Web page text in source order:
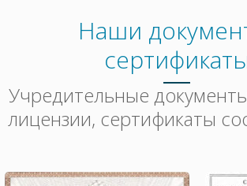
Наши
Учредительные
лицензии, сертификаты